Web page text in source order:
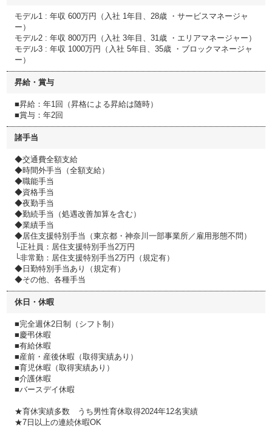
モデル1 : 年収 600万円（入社 1年目、28歳 ・サービスマネージャ
ー）
モデル2 : 年収 800万円（入社 3年目、31歳 ・エリアマネージャー）
モデル3 : 年収 1000万円（入社 5年目、35歳 ・ブロックマネージャ
ー）
昇給・賞与
■昇給：年1回（昇格による昇給は随時）​
■賞与：年2回
諸手当
◆交通費全額支給
◆時間外手当（全額支給）
◆職能手当
◆資格手当
◆夜勤手当
◆勤続手当（処遇改善加算を含む）
◆業績手当
◆居住支援特別手当（東京都・神奈川一部事業所／雇用形態不問）
└正社員：居住支援特別手当2万円
└非常勤：居住支援特別手当2万円（規定有）
◆日勤特別手当あり（規定有）
◆その他、各種手当
休日・休暇
■完全週休2日制（シフト制）
■慶弔休暇
■有給休暇
■産前・産後休暇（取得実績あり）
■育児休暇（取得実績あり）
■介護休暇
■バースデイ休暇
★育休実績多数 うち男性育休取得2024年12名実績
★7日以上の連続休暇OK